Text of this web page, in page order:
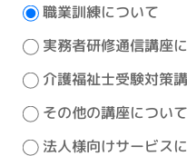
職業訓練について
実務者研修通信講座
介護福祉士受験対策
その他の講座について
法人様向けサービス